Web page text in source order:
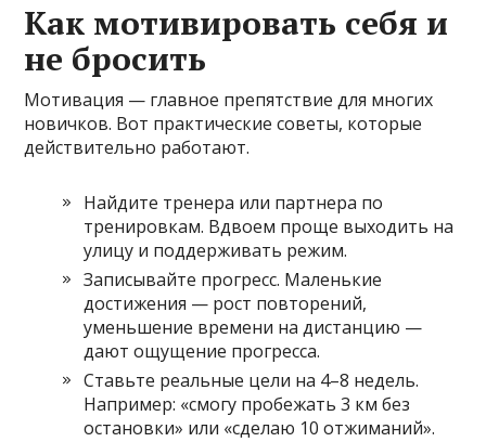
Как мотивировать себя и
не бросить
Мотивация — главное препятствие для многих
новичков. Вот практические советы, которые
действительно работают.
Найдите тренера или партнера по
тренировкам. Вдвоем проще выходить на
улицу и поддерживать режим.
Записывайте прогресс. Маленькие
достижения — рост повторений,
уменьшение времени на дистанцию —
дают ощущение прогресса.
Ставьте реальные цели на 4–8 недель.
Например: «смогу пробежать 3 км без
остановки» или «сделаю 10 отжиманий».